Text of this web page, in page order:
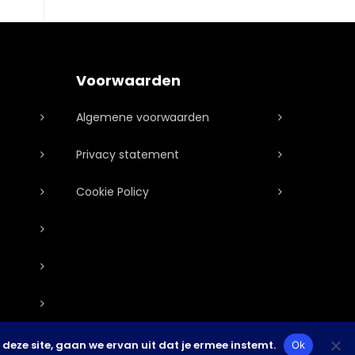
Voorwaarden
Algemene voorwaarden
Privacy statement
Cookie Policy
site, gaan we ervan uit dat je ermee instemt. Ok